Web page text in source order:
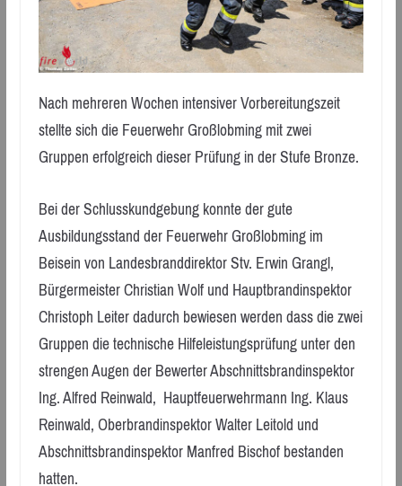
Nach mehreren Wochen intensiver Vorbereitungszeit
stellte sich die Feuerwehr Großlobming mit zwei
Gruppen erfolgreich dieser Prüfung in der Stufe Bronze.
Bei der Schlusskundgebung konnte der gute
Ausbildungsstand der Feuerwehr Großlobming im
Beisein von Landesbranddirektor Stv. Erwin Grangl,
Bürgermeister Christian Wolf und Hauptbrandinspektor
Christoph Leiter dadurch bewiesen werden dass die zwei
Gruppen die technische Hilfeleistungsprüfung unter den
strengen Augen der Bewerter Abschnittsbrandinspektor
Ing. Alfred Reinwald, Hauptfeuerwehrmann Ing. Klaus
Reinwald, Oberbrandinspektor Walter Leitold und
Abschnittsbrandinspektor Manfred Bischof bestanden
hatten.